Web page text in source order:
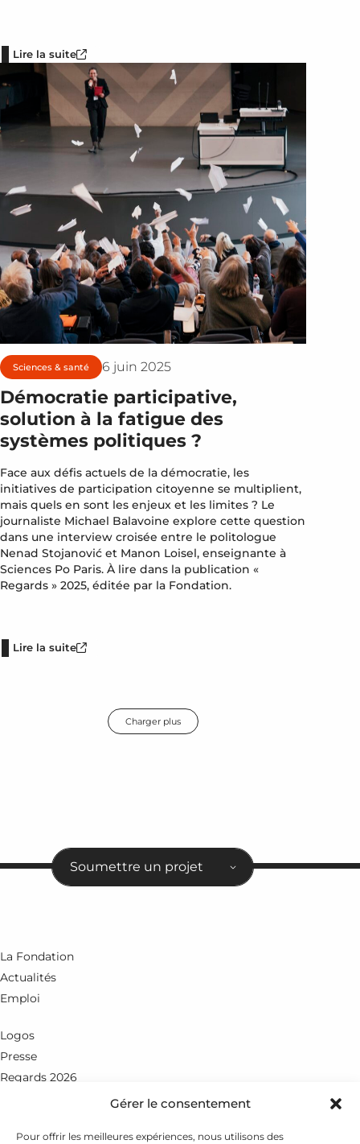
Gérer le consentement
Pour offrir les meilleures expériences, nous utilisons des
Lire la suite
Sciences & santé 6 juin 2025
Démocratie participative,
solution à la fatigue des
systèmes politiques ?
Face aux défis actuels de la démocratie, les
initiatives de participation citoyenne se multiplient,
mais quels en sont les enjeux et les limites ? Le
journaliste Michael Balavoine explore cette question
dans une interview croisée entre le politologue
Nenad Stojanović et Manon Loisel, enseignante à
Sciences Po Paris. À lire dans la publication «
Regards » 2025, éditée par la Fondation.
Lire la suite
Charger plus
Soumettre un projet
La Fondation
Actualités
Emploi
Logos
Presse
Regards 2026
Rue du Petit-Chêne 18